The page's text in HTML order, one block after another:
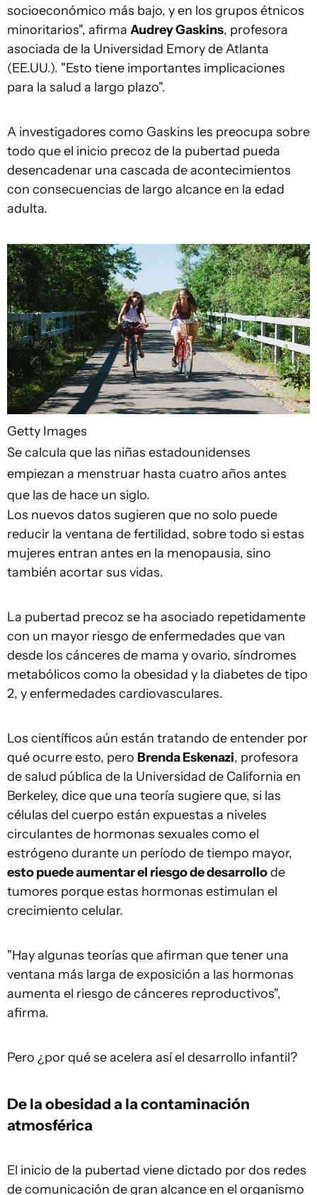
socioeconómico más bajo, y en los grupos étnicos
minoritarios", afirma Audrey Gaskins, profesora
asociada de la Universidad Emory de Atlanta
(EE.UU.). "Esto tiene importantes implicaciones
para la salud a largo plazo".
A investigadores como Gaskins les preocupa sobre
todo que el inicio precoz de la pubertad pueda
desencadenar una cascada de acontecimientos
con consecuencias de largo alcance en la edad
adulta.
Getty Images
Se calcula que las niñas estadounidenses
empiezan a menstruar hasta cuatro años antes
que las de hace un siglo.
Los nuevos datos sugieren que no solo puede
reducir la ventana de fertilidad, sobre todo si estas
mujeres entran antes en la menopausia, sino
también acortar sus vidas.
La pubertad precoz se ha asociado repetidamente
con un mayor riesgo de enfermedades que van
desde los cánceres de mama y ovario, síndromes
metabólicos como la obesidad y la diabetes de tipo
2, y enfermedades cardiovasculares.
Los científicos aún están tratando de entender por
qué ocurre esto, pero Brenda Eskenazi, profesora
de salud pública de la Universidad de California en
Berkeley, dice que una teoría sugiere que, si las
células del cuerpo están expuestas a niveles
circulantes de hormonas sexuales como el
estrógeno durante un período de tiempo mayor,
esto puede aumentar el riesgo de desarrollode
tumores porque estas hormonas estimulan el
crecimiento celular.
"Hay algunas teorías que afirman que tener una
ventana más larga de exposición a las hormonas
aumenta el riesgo de cánceres reproductivos",
afirma.
Pero ¿por qué se acelera así el desarrollo infantil?
De la obesidad a la contaminación
atmosférica
El inicio de la pubertad viene dictado por dos redes
de comunicación de gran alcance en el organismo